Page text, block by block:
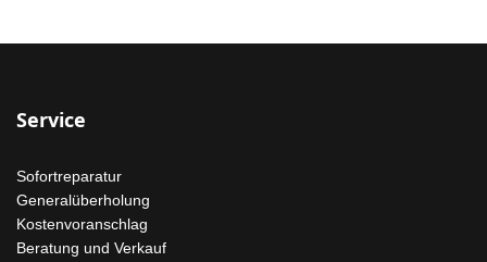
Service
Sofortreparatur
Generalüberholung
Kostenvoranschlag
Beratung und Verkauf